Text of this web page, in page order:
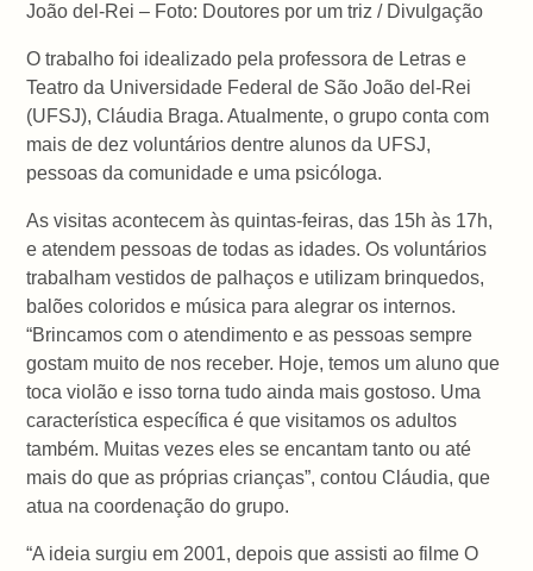
João del-Rei – Foto: Doutores por um triz / Divulgação
O trabalho foi idealizado pela professora de Letras e
Teatro da Universidade Federal de São João del-Rei
(UFSJ), Cláudia Braga. Atualmente, o grupo conta com
mais de dez voluntários dentre alunos da UFSJ,
pessoas da comunidade e uma psicóloga.
As visitas acontecem às quintas-feiras, das 15h às 17h,
e atendem pessoas de todas as idades. Os voluntários
trabalham vestidos de palhaços e utilizam brinquedos,
balões coloridos e música para alegrar os internos.
“Brincamos com o atendimento e as pessoas sempre
gostam muito de nos receber. Hoje, temos um aluno que
toca violão e isso torna tudo ainda mais gostoso. Uma
característica específica é que visitamos os adultos
também. Muitas vezes eles se encantam tanto ou até
mais do que as próprias crianças”, contou Cláudia, que
atua na coordenação do grupo.
“A ideia surgiu em 2001, depois que assisti ao filme O